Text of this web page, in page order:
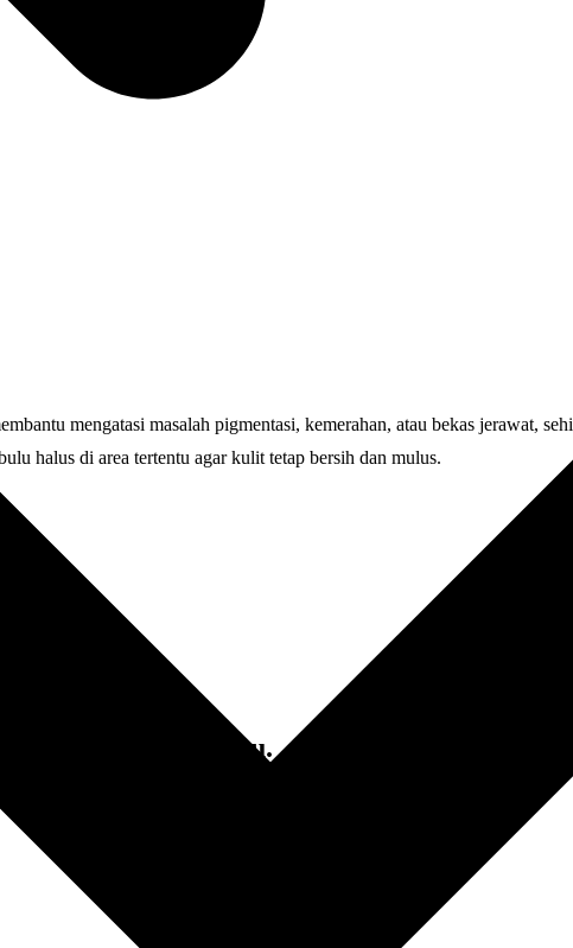
mengatasi masalah pigmentasi, kemerahan, atau bekas jerawat,
halus di area tertentu agar kulit tetap bersih dan mulus.
& awet mudamu.